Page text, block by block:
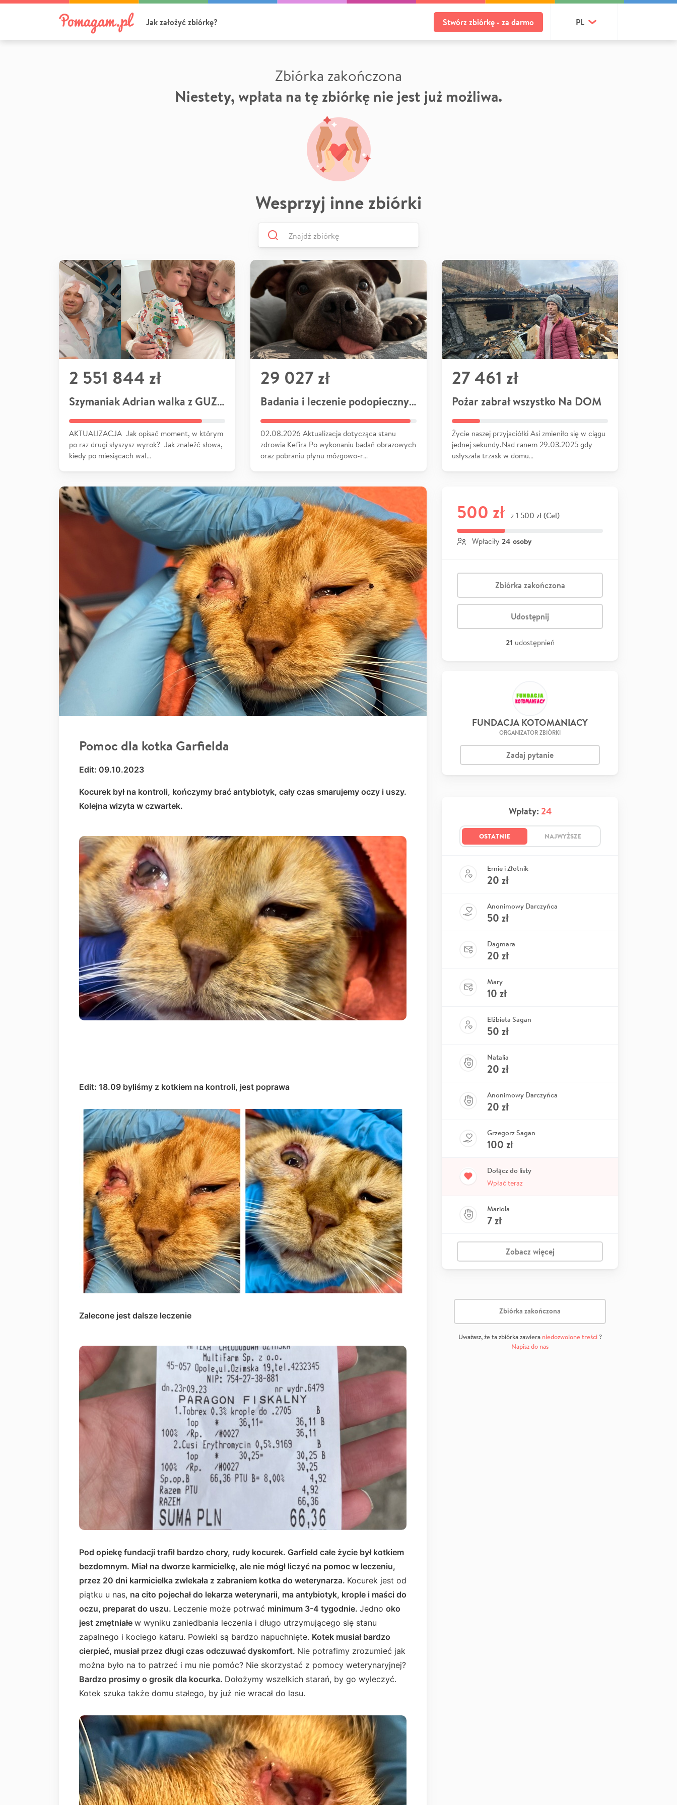
Jak założyć zbiórkę? Stwórz zbiórkę - za darmo PL
Zbiórka zakończona
Niestety, wpłata na tę zbiórkę nie jest już możliwa.
Wesprzyj inne zbiórki
2 551 844 zł
Szymaniak Adrian walka z GUZEM
AKTUALIZACJA Jak opisać moment, w którym
po raz drugi słyszysz wyrok? Jak znaleźć słowa,
kiedy po miesiącach wal…
29 027 zł
Badania i leczenie podopiecznych
02.08.2026 Aktualizacja dotycząca stanu
zdrowia Kefira Po wykonaniu badań obrazowych
oraz pobraniu płynu mózgowo-r…
27 461 zł
Pożar zabrał wszystko Na DOM
Życie naszej przyjaciółki Asi zmieniło się w ciągu
jednej sekundy.Nad ranem 29.03.2025 gdy
usłyszała trzask w domu…
Pomoc dla kotka Garfielda
Edit: 09.10.2023
Kocurek był na kontroli, kończymy brać antybiotyk, cały czas smarujemy oczy i uszy.
Kolejna wizyta w czwartek.
Edit: 18.09 byliśmy z kotkiem na kontroli, jest poprawa
Zalecone jest dalsze leczenie
Pod opiekę fundacji trafił bardzo chory, rudy kocurek. Garfield całe życie był kotkiem
bezdomnym. Miał na dworze karmicielkę, ale nie mógł liczyć na pomoc w leczeniu,
przez 20 dni karmicielka zwlekała z zabraniem kotka do weterynarza. Kocurek jest od
piątku u nas, na cito pojechał do lekarza weterynarii, ma antybiotyk, krople i maści do
oczu, preparat do uszu. Leczenie może potrwać minimum 3-4 tygodnie. Jedno oko
jest zmętniałe w wyniku zaniedbania leczenia i długo utrzymującego się stanu
zapalnego i kociego kataru. Powieki są bardzo napuchnięte. Kotek musiał bardzo
cierpieć, musiał przez długi czas odczuwać dyskomfort. Nie potrafimy zrozumieć jak
można było na to patrzeć i mu nie pomóc? Nie skorzystać z pomocy weterynaryjnej?
Bardzo prosimy o grosik dla kocurka. Dołożymy wszelkich starań, by go wyleczyć.
Kotek szuka także domu stałego, by już nie wracał do lasu.
500 zł z 1 500 zł (Cel)
Wpłaciły 24 osoby
Zbiórka zakończona
Udostępnij
21 udostępnień
FUNDACJA KOTOMANIACY
ORGANIZATOR ZBIÓRKI
Zadaj pytanie
Wpłaty: 24
OSTATNIE NAJWYŻSZE
Ernie i Złotnik
20 zł
Anonimowy Darczyńca
50 zł
Dagmara
20 zł
Mary
10 zł
Elżbieta Sagan
50 zł
Natalia
20 zł
Anonimowy Darczyńca
20 zł
Grzegorz Sagan
100 zł
Dołącz do listy
Wpłać teraz
Mariola
7zł
Zobacz więcej
Zbiórka zakończona
Uważasz, że ta zbiórka zawiera niedozwolone treści?
Napisz do nas